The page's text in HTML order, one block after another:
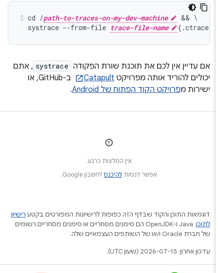
cd /path-to-traces-on-my-dev-machine
&& \
  systrace --from-file
trace-file-name {.ctrace
אם עדיין אין לכם את תוכנת שורת הפקודה systrace , אתם
יכולים להוריד אותה מפרויקטCatapult
ב-GitHub, או
ישירות מפרויקט הקוד הפתוח של Android .
אין המלצות כרגע.
אפשר לנסותלהיכנסלחשבון Google.
דוגמאות התוכן והקוד שבדף הזה כפופות לרישיונות המפורטים בקטערישיון
לתוכן
.‏ Java ו-OpenJDK הם סימנים מסחריים או סימנים מסחריים רשומים
של חברת Oracle ו/או של השותפים העצמאיים שלה.
עדכון אחרון: 2026-07-15 (שעון UTC).